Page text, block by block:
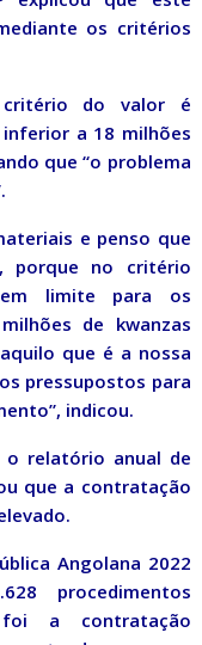
os critérios
critério do valor é
a 18 milhões
que “o problema
e penso que
porque no critério
limite para os
de kwanzas
que é a nossa
pressupostos para
indicou.
o relatório anual de
que a contratação
Angolana 2022
procedimentos
a contratação